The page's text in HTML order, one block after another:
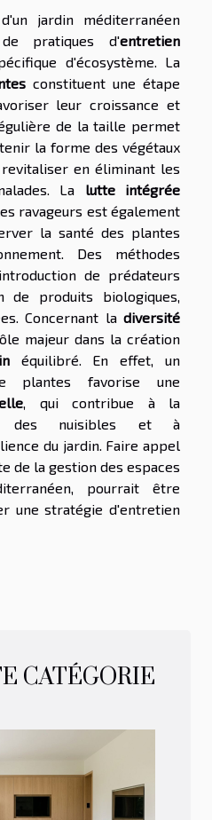
jardin méditerranéen
pratiques d'entretien
d'écosystème. La
constituent une étape
leur croissance et
de la taille permet
la forme des végétaux
en éliminant les
La lutte intégrée
ravageurs est également
la santé des plantes
Des méthodes
de prédateurs
de produits biologiques,
Concernant la diversité
majeur dans la création
équilibré. En effet, un
plantes favorise une
, qui contribue à la
des nuisibles et à
du jardin. Faire appel
de la gestion des espaces
pourrait être
une stratégie d'entretien
CATÉGORIE